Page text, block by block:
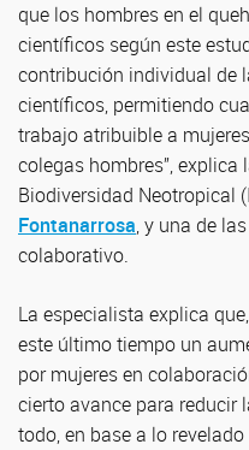
que los hombres en el
científicos según este
contribución individual de
científicos, permitiendo
trabajo atribuible a
colegas hombres”,
Biodiversidad Neotropical
Fontanarrosa, y una de
colaborativo.
La especialista explica
este último tiempo un
por mujeres en
cierto avance para reducir
todo, en base a lo